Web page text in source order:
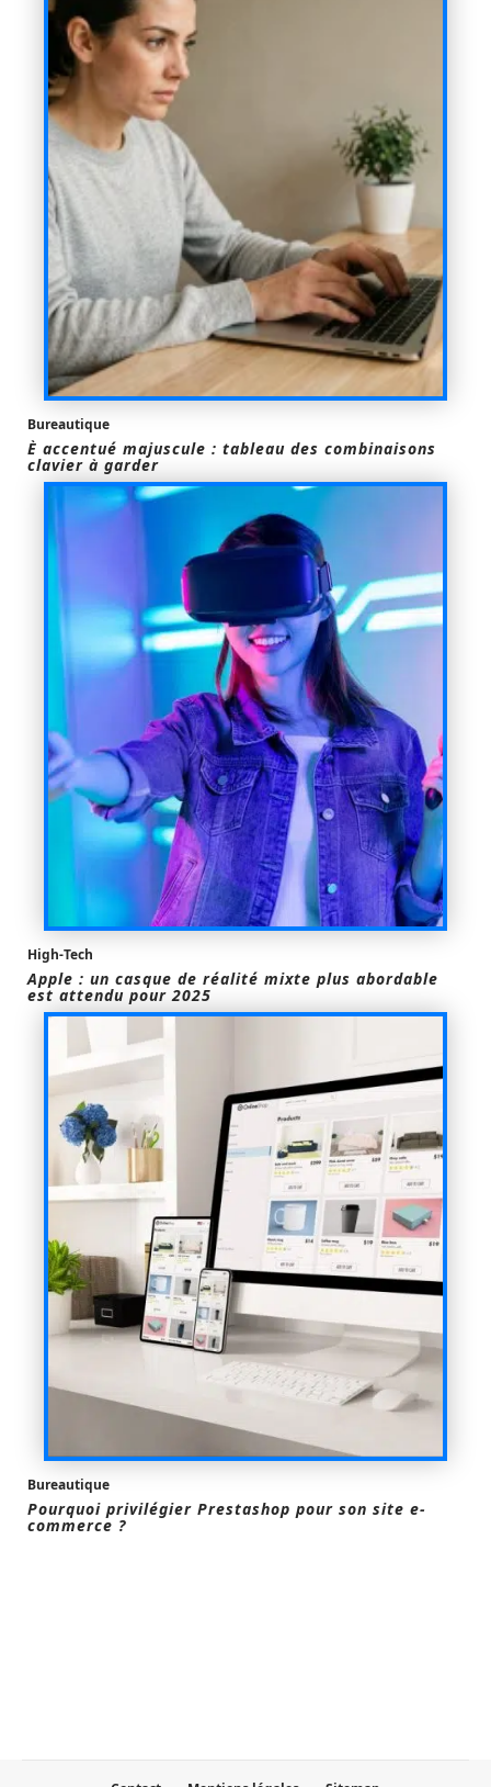
Bureautique
È accentué majuscule : tableau des combinaisons
clavier à garder
High-Tech
Apple : un casque de réalité mixte plus abordable
est attendu pour 2025
Bureautique
Pourquoi privilégier Prestashop pour son site e-
commerce ?